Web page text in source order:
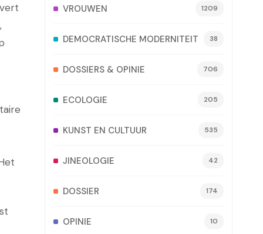
VROUWEN 1209
DEMOCRATISCHE MODERNITEIT 38
DOSSIERS & OPINIE 706
ECOLOGIE 205
KUNST EN CULTUUR 535
JINEOLOGIE 42
DOSSIER 174
OPINIE 10